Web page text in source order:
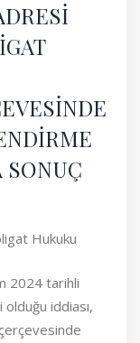
SONUÇ
Hukuku
2024 tarihli
iddiası,